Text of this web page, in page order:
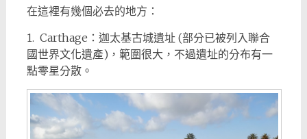
在這裡有幾個必去的地方：
1. Carthage：迦太基古城遺址 (部分已被列入聯合
國世界文化遺產)，範圍很大，不過遺址的分布有一
點零星分散。